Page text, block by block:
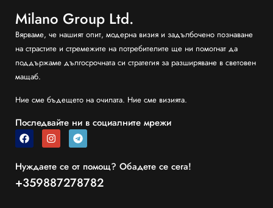
Milano Group Ltd.
Вярваме, че нашият опит, модерна визия и задълбочено познаване
на страстите и стремежите на потребителите ще ни помогнат да
поддържаме дългосрочната си стратегия за разширяване в световен
мащаб.
Ние сме бъдещето на очилата. Ние сме визията.
Последвайте ни в социалните мрежи
Нуждаете се от помощ? Обадете се сега!
+359887278782